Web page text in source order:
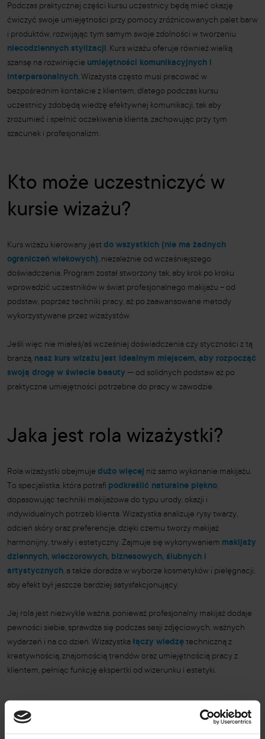
Podczas praktycznej części kursu uczestnicy będą mieć okazję
ćwiczyć swoje umiejętności przy pomocy zróżnicowanych palet barw
i produktów, rozwijając tym samym swoje zdolności w tworzeniu
niecodziennych stylizacji. Kurs wizażu oferuje również wielką
szansę na rozwinięcie umiejętności komunikacyjnych i
interpersonalnych. Wizażysta często musi pracować w
bezpośrednim kontakcie z klientem, dlatego podczas kursu
uczestnicy zdobędą wiedzę efektywnej komunikacji, tak aby
zrozumieć i spełnić oczekiwania klienta, zachowując przy tym
szacunek i profesjonalizm.
Kto może uczestniczyć w
kursie wizażu?
Kurs wiżażu kierowany jest do wszystkich (nie ma żadnych
ograniczeń wiekowych), niezależnie od wcześniejszego
doświadczenia. Program został stworzony tak, aby krok po kroku
wprowadzić uczestników w świat profesjonalnego makijażu – od
podstaw, poprzez techniki pracy, aż po zaawansowane metody
wykorzystywane przez wizażystów.
Jeśli więc nie miałeś/aś wcześniej doświadczenia czy styczności z tą
branżą, nasz kurs wizażu jest idealnym miejscem, aby rozpocząć
swoją drogę w świecie beauty — od solidnych podstaw aż po
praktyczne umiejętności potrzebne do pracy w zawodzie.
Jaka jest rola wizażystki?
Rola wizażystki obejmuje dużo więcej niż samo wykonanie makijażu.
To specjalistka, która potrafi podkreślić naturalne piękno,
dopasowując techniki makijażowe do typu urody, okazji i
indywidualnych potrzeb klienta. Wizażystka analizuje rysy twarzy,
odcień skóry oraz preferencje, dzięki czemu tworzy makijaż
harmonijny, trwały i estetyczny. Zajmuje się wykonywaniem makijaży
dziennych, wieczorowych, biznesowych, ślubnych i
artystycznych, a także doradza w wyborze kosmetyków i pielęgnacji,
aby efekt był jeszcze bardziej satysfakcjonujący.
Jej rola jest niezwykle ważna, ponieważ profesjonalny makijaż dodaje
pewności siebie, sprawdza się podczas sesji zdjęciowych, ważnych
wydarzeń i na co dzień. Wizażystka łączy wiedzętechniczną z
kreatywnością, znajomością trendów oraz umiejętnością pracy z
klientem, pełniąc funkcję ekspertki od wizerunku i estetyki.